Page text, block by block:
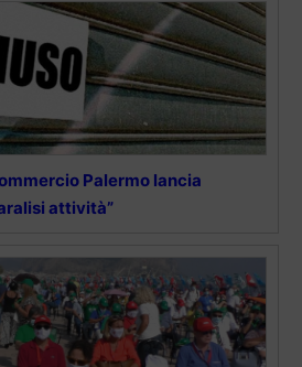
Palermo lancia
attività”